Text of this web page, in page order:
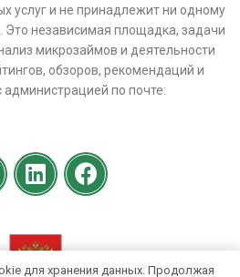
услуг и не принадлежит ни одному
Это независимая площадка, задачи
микрозаймов и деятельности
обзоров, рекомендаций и
по почте:
для хранения данных. Продолжая